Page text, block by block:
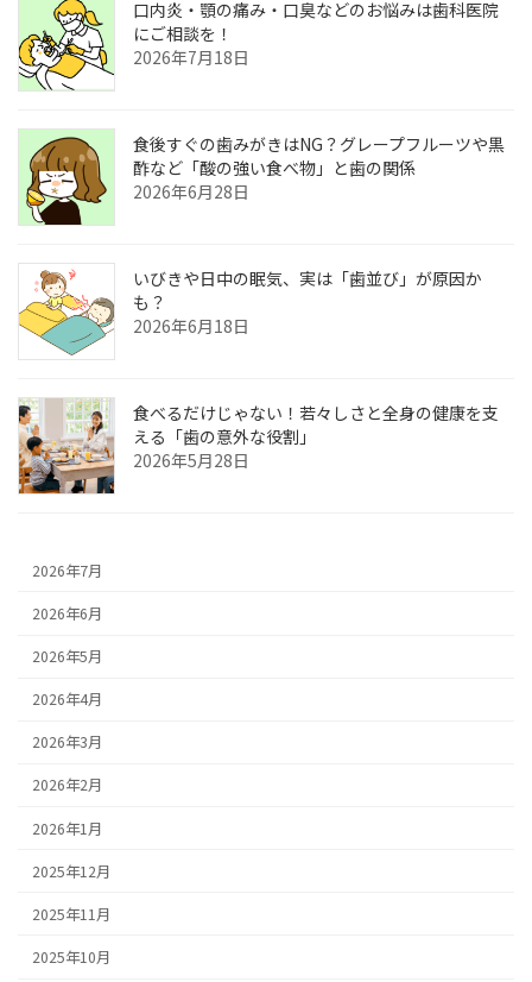
口内炎・顎の痛み・口臭などのお悩みは歯科医院
にご相談を！
2026年7月18日
食後すぐの歯みがきはNG？グレープフルーツや黒
酢など「酸の強い食べ物」と歯の関係
2026年6月28日
いびきや日中の眠気、実は「歯並び」が原因か
も？
2026年6月18日
食べるだけじゃない！若々しさと全身の健康を支
える「歯の意外な役割」
2026年5月28日
2026年7月
2026年6月
2026年5月
2026年4月
2026年3月
2026年2月
2026年1月
2025年12月
2025年11月
2025年10月